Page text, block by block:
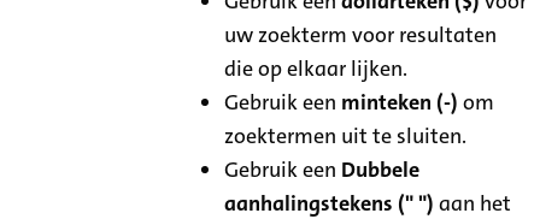
uw zoekterm voor resultaten
die op elkaar lijken.
Gebruik een minteken (-) om
zoektermen uit te sluiten.
Gebruik een Dubbele
aanhalingstekens (" ") aan het